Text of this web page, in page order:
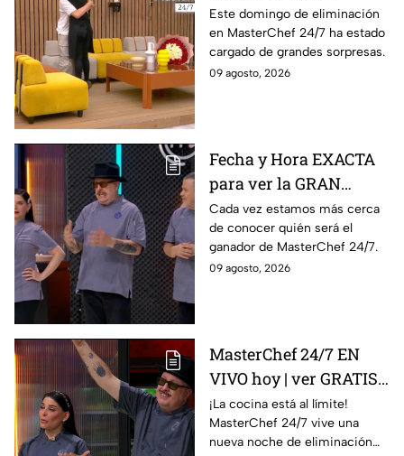
esperado en
MasterChef 24/7 este
domingo 9 de agosto
Este domingo de eliminación
en MasterChef 24/7 ha estado
cargado de grandes sorpresas.
09 agosto, 2026
Fecha y Hora EXACTA
para ver la GRAN
FINAL de MasterChef
24/7
Cada vez estamos más cerca
de conocer quién será el
ganador de MasterChef 24/7.
09 agosto, 2026
MasterChef 24/7 EN
VIVO hoy | ver GRATIS
en línea la transmisión
del domingo de
ELIMINACIÓN del 09 de
¡La cocina está al límite!
MasterChef 24/7 vive una
nueva noche de eliminación